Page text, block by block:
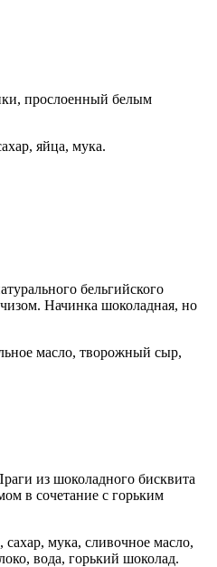
прослоенный белым
яйца, мука.
бельгийского
Начинка шоколадная, но
масло, творожный сыр,
из шоколадного бисквита
в сочетание с горьким
мука, сливочное масло,
вода, горький шоколад.